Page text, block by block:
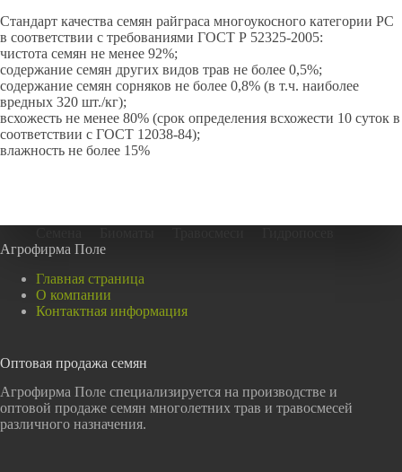
Стандарт качества семян райграса многоукосного категории РС
в соответствии с требованиями ГОСТ Р 52325-2005:
чистота семян не менее 92%;
содержание семян других видов трав не более 0,5%;
содержание семян сорняков не более 0,8% (в т.ч. наиболее
вредных 320 шт./кг);
всхожесть не менее 80% (срок определения всхожести 10 суток в
соответствии с ГОСТ 12038-84);
влажность не более 15%
Агрофирма Поле
Главная страница
О компании
Контактная информация
Оптовая продажа семян
Агрофирма Поле специализируется на производстве и
оптовой продаже семян многолетних трав и травосмесей
различного назначения.